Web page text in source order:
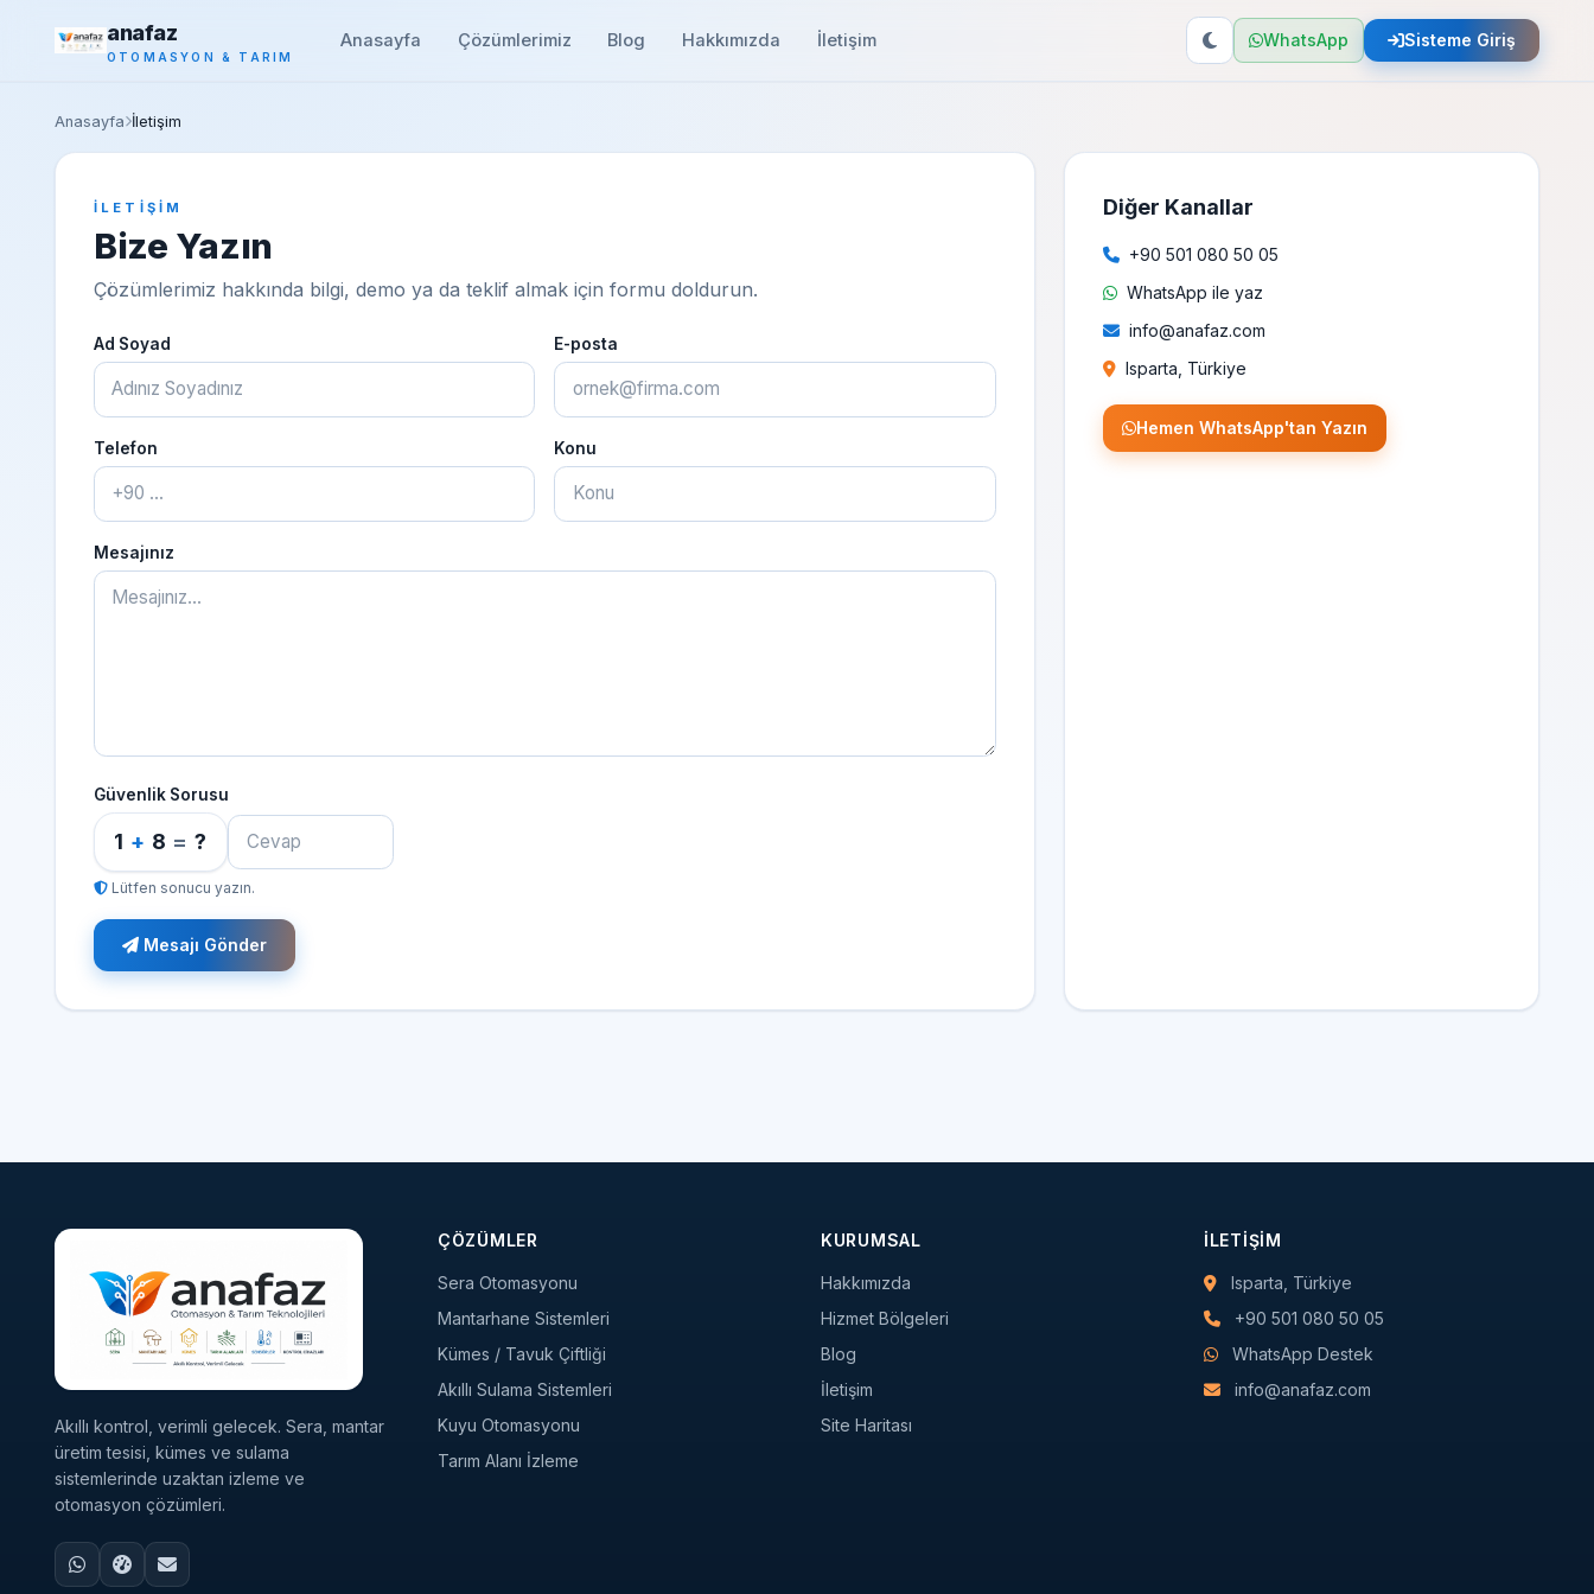
anafaz
OTOMASYON & TARIM
Anasayfa Çözümlerimiz Blog Hakkımızda İletişim WhatsApp Sisteme Giriş
Anasayfa İletişim
İLETİŞİM
Bize Yazın
Çözümlerimiz hakkında bilgi, demo ya da teklif almak için formu doldurun.
Ad Soyad E-posta
Telefon Konu
Mesajınız
Güvenlik Sorusu
1 + 8 = ?
Lütfen sonucu yazın.
Mesajı Gönder
Diğer Kanallar
+90 501 080 50 05
WhatsApp ile yaz
info@anafaz.com
Isparta, Türkiye
Hemen WhatsApp'tan Yazın
Akıllı kontrol, verimli gelecek. Sera, mantar
üretim tesisi, kümes ve sulama
sistemlerinde uzaktan izleme ve
otomasyon çözümleri.
ÇÖZÜMLER
Sera Otomasyonu
Mantarhane Sistemleri
Kümes / Tavuk Çiftliği
Akıllı Sulama Sistemleri
Kuyu Otomasyonu
Tarım Alanı İzleme
KURUMSAL
Hakkımızda
Hizmet Bölgeleri
Blog
İletişim
Site Haritası
İLETIŞIM
Isparta, Türkiye
+90 501 080 50 05
WhatsApp Destek
info@anafaz.com